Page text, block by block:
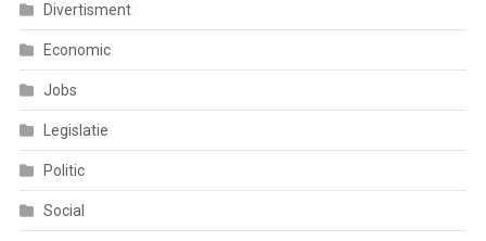
Divertisment
Economic
Jobs
Legislatie
Politic
Social